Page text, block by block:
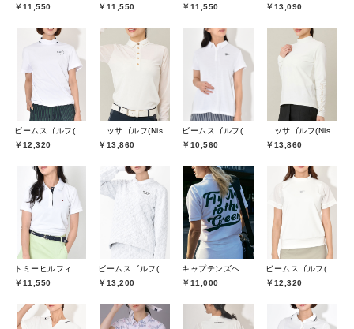
￥11,550
￥11,550
￥11,550
￥13,090
￥12,320
￥13,860
￥10,560
￥13,860
￥11,550
￥13,200
￥11,000
￥12,320